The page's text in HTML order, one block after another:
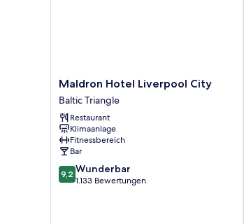
Maldron
Hotel
Liverpool
City
Baltic
Triangle
Maldron Hotel Liverpool City
Baltic Triangle
Restaurant
Klimaanlage
Fitnessbereich
Bar
9.2
von
9,2 Wunderbar
1.133 Bewertungen